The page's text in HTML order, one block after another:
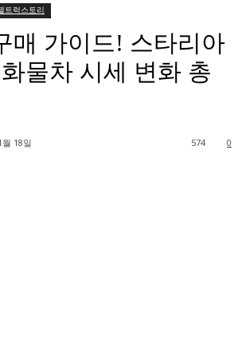
트럭스토리
매 가이드! 스타리아
물차 시세 변화 총
18일 0
574